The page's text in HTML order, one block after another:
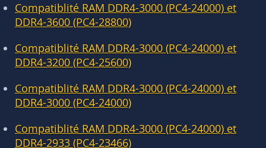
Compatiblité RAM DDR4-3000 (PC4-24000) et
DDR4-3600 (PC4-28800)
Compatiblité RAM DDR4-3000 (PC4-24000) et
DDR4-3200 (PC4-25600)
Compatiblité RAM DDR4-3000 (PC4-24000) et
DDR4-3000 (PC4-24000)
Compatiblité RAM DDR4-3000 (PC4-24000) et
DDR4-2933 (PC4-23466)